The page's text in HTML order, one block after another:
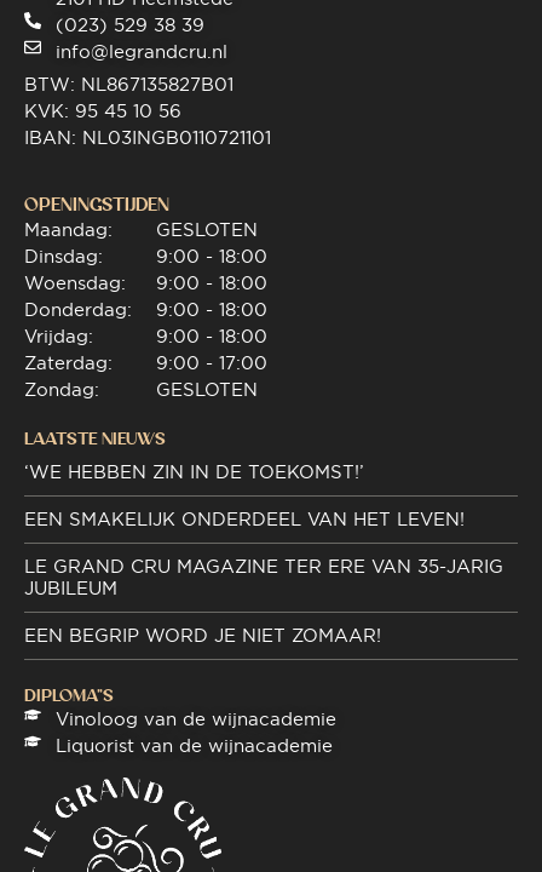
(023) 529 38 39
info@legrandcru.nl
BTW: NL867135827B01
KVK: 95 45 10 56
IBAN: NL03INGB0110721101
OPENINGSTIJDEN
Maandag:
Dinsdag:
Woensdag:
Donderdag:
Vrijdag:
Zaterdag:
Zondag:
GESLOTEN
9:00 - 18:00
9:00 - 18:00
9:00 - 18:00
9:00 - 18:00
9:00 - 17:00
GESLOTEN
LAATSTE NIEUWS
‘WE HEBBEN ZIN IN DE TOEKOMST!’
EEN SMAKELIJK ONDERDEEL VAN HET LEVEN!
LE GRAND CRU MAGAZINE TER ERE VAN 35-JARIG
JUBILEUM
EEN BEGRIP WORD JE NIET ZOMAAR!
DIPLOMA"S
Vinoloog van de wijnacademie
Liquorist van de wijnacademie